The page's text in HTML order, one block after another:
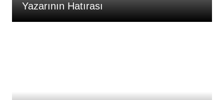
Yazarının Hatırası